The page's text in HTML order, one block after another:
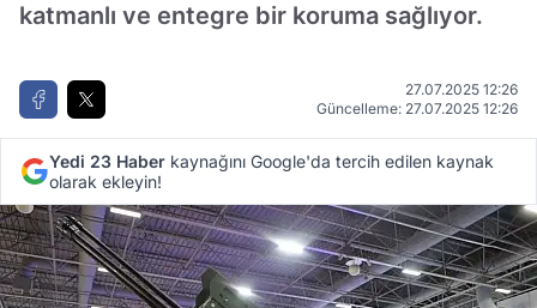
katmanlı ve entegre bir koruma sağlıyor.
27.07.2025 12:26
Güncelleme: 27.07.2025 12:26
Yedi 23 Haber kaynağını Google'da tercih edilen kaynak
olarak ekleyin!